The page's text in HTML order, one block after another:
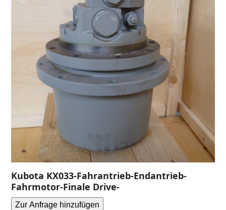
Kubota KX033-Fahrantrieb-Endantrieb-
Fahrmotor-Finale Drive-
Zur Anfrage hinzufügen